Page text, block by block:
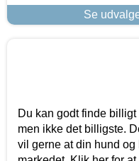
Se
Du kan godt finde
men ikke det billigste.
vil gerne at din hund og